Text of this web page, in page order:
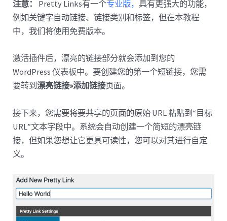
注意： Pretty Links有一个专业版，具有更强大的功能，
例如关键字自动链接、链接类别和标签，但在本教程
中，我们将使用免费版本。
激活插件后，漂亮的链接部分就会添加到您的
WordPress 仪表板中。要创建您的第一个短链接，您需
要转到漂亮链接»添加链接页面。
接下来，您需要将要共享的页面的原始 URL 粘贴到“目标
URL”文本字段中。系统会自动创建一个简短的漂亮链
接，但如果您想让它更具可读性，您可以对其进行自定
义。